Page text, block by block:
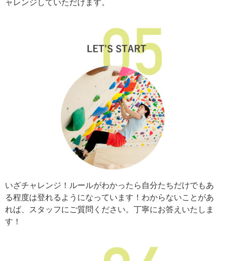
ャレンジしていただけます。
いざチャレンジ！ルールがわかったら自分たちだけでもあ
る程度は登れるようになっています！わからないことがあ
れば、スタッフにご質問ください。丁寧にお答えいたしま
す！